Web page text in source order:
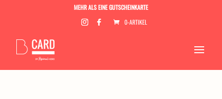
MEHR ALS EINE GUTSCHEINKARTE
0-ARTIKEL